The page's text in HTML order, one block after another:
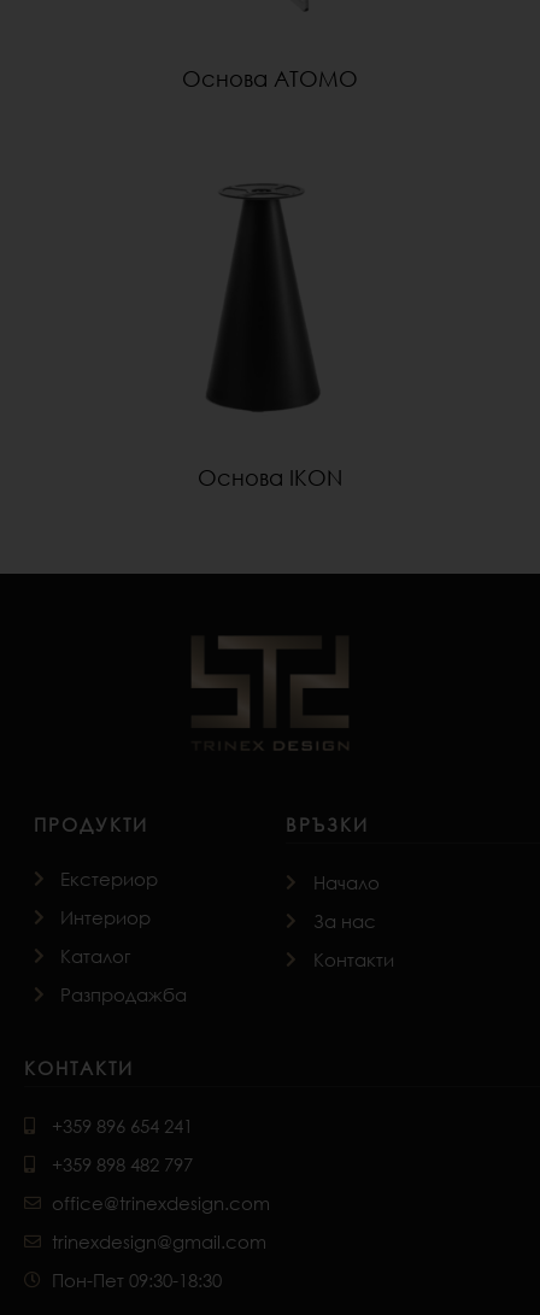
Oснова ATOMO
Основа IKON
ПРОДУКТИ
Екстериор
Интериор
Каталог
Разпродажба
ВРЪЗКИ
Начало
За нас
Контакти
КОНТАКТИ
+359 896 654 241
+359 898 482 797
office@trinexdesign.com
trinexdesign@gmail.com
Пон-Пет 09:30-18:30